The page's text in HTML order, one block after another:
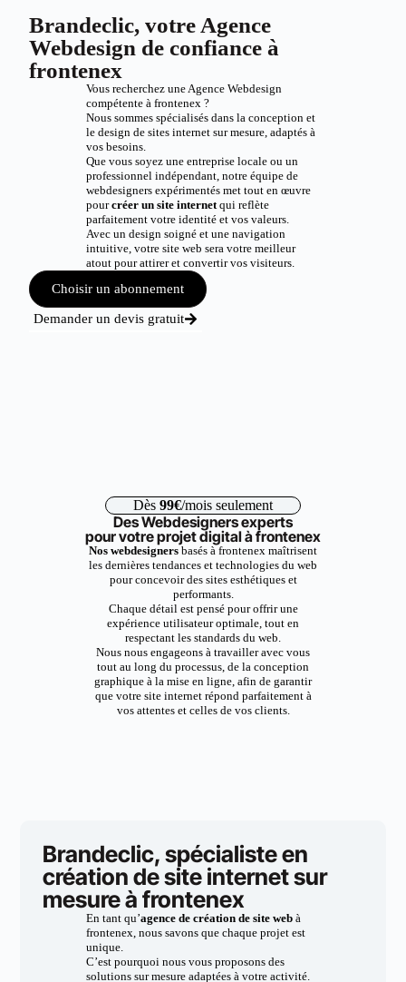
Brandeclic, votre Agence
Webdesign de confiance à
frontenex
Vous recherchez une Agence Webdesign
compétente à frontenex ?
Nous sommes spécialisés dans la conception et
le design de sites internet sur mesure, adaptés à
vos besoins.
Que vous soyez une entreprise locale ou un
professionnel indépendant, notre équipe de
webdesigners expérimentés met tout en œuvre
pourcréer un site internetqui reflète
parfaitement votre identité et vos valeurs.
Avec un design soigné et une navigation
intuitive, votre site web sera votre meilleur
atout pour attirer et convertir vos visiteurs.
Choisir un abonnement
Demander un devis gratuit
Dès 99€/mois seulement
Des Webdesigners experts
pour votre projet digital à frontenex
Nos webdesigners basés à frontenex maîtrisent
les dernières tendances et technologies du web
pour concevoir des sites esthétiques et
performants.
Chaque détail est pensé pour offrir une
expérience utilisateur optimale, tout en
respectant les standards du web.
Nous nous engageons à travailler avec vous
tout au long du processus, de la conception
graphique à la mise en ligne, afin de garantir
que votre site internet répond parfaitement à
vos attentes et celles de vos clients.
Brandeclic, spécialiste en
création de site internet sur
mesure à frontenex
En tant qu’agence de création de site webà
frontenex, nous savons que chaque projet est
unique.
C’est pourquoi nous vous proposons des
solutions sur mesure adaptées à votre activité.